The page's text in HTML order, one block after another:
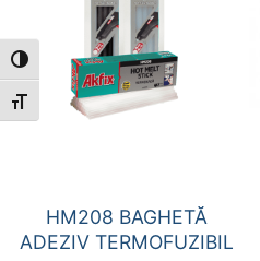
Toggle High Contrast
Toggle Font size
HM208 BAGHETĂ
ADEZIV TERMOFUZIBIL